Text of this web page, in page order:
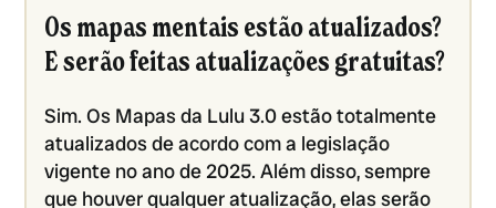
Os mapas mentais estão atualizados?
E serão feitas atualizações gratuitas?
Sim. Os Mapas da Lulu 3.0 estão totalmente
atualizados de acordo com a legislação
vigente no ano de 2025. Além disso, sempre
que houver qualquer atualização, elas serão